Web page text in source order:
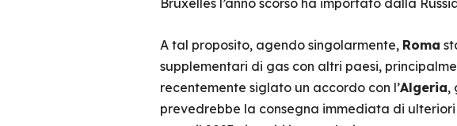
Bruxelles l’anno scorso ha importato dalla
A tal proposito, agendo singolarmente, Roma
supplementari di gas con altri paesi,
recentemente siglato un accordo con l’Algeria,
prevedrebbe la consegna immediata di